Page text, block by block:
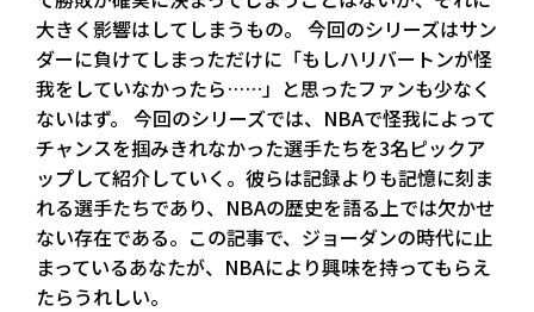
大きく影響はしてしまうもの。 今回のシリーズはサン
ダーに負けてしまっただけに「もしハリバートンが怪
我をしていなかったら……」と思ったファンも少なく
ないはず。 今回のシリーズでは、NBAで怪我によって
チャンスを掴みきれなかった選手たちを3名ピックア
ップして紹介していく。彼らは記録よりも記憶に刻ま
れる選手たちであり、NBAの歴史を語る上では欠かせ
ない存在である。この記事で、ジョーダンの時代に止
まっているあなたが、NBAにより興味を持ってもらえ
たらうれしい。